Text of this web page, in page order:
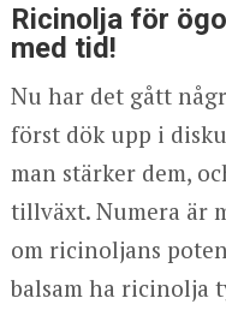
Ricinolja för
med tid!
Nu har det gått
först dök upp i
man stärker dem,
tillväxt. Numera är
om ricinoljans
balsam ha ricinolja